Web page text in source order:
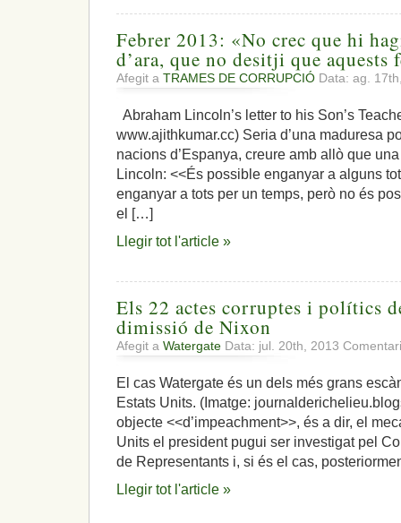
Febrer 2013: «No crec que hi
d’ara, que no desitji que aquests
Afegit a TRAMES DE CORRUPCIÓ Data: ag.
Abraham Lincoln’s letter to his Son’s
www.ajithkumar.cc) Seria d’una maduresa
nacions d’Espanya, creure amb allò que
Lincoln: <<És possible enganyar a alguns
enganyar a tots per un temps, però no és
el […]
Llegir tot l'article »
Els 22 actes corruptes i polítics
dimissió de Nixon
Afegit a Watergate Data: jul. 20th, 2013
El cas Watergate és un dels més grans
Estats Units. (Imatge:
objecte <<d’impeachment>>, és a dir, el
Units el president pugui ser investigat pel
de Representants i, si és el cas,
Llegir tot l'article »